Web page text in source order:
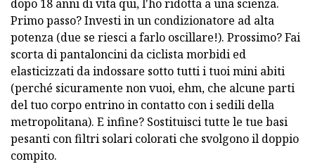
dopo 18 anni di vita qui, l'ho ridotta a una scienza.
Primo passo? Investi in un condizionatore ad alta
potenza (due se riesci a farlo oscillare!). Prossimo? Fai
scorta di pantaloncini da ciclista morbidi ed
elasticizzati da indossare sotto tutti i tuoi mini abiti
(perché sicuramente non vuoi, ehm, che alcune parti
del tuo corpo entrino in contatto con i sedili della
metropolitana). E infine? Sostituisci tutte le tue basi
pesanti con filtri solari colorati che svolgono il doppio
compito.